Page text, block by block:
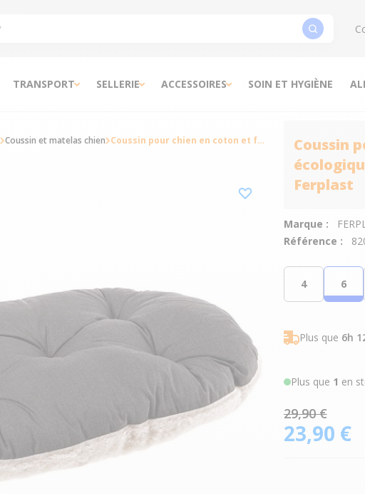
TRANSPORT SELLERIE ACCESSOIRES SOIN ET HYGIÈNE
Coussin
Ferplast
Marque :
Référence :
4 6
Plus que 6h
Plus que 1 en
29,90 €
23,90 €
Coussin et matelas chien Coussin pour chien en coton et fourrure écologique Relax gris et blanc taille 6 - Ferplast